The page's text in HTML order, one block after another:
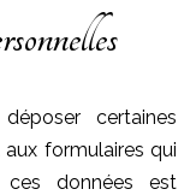
certaines
formulaires qui
données est